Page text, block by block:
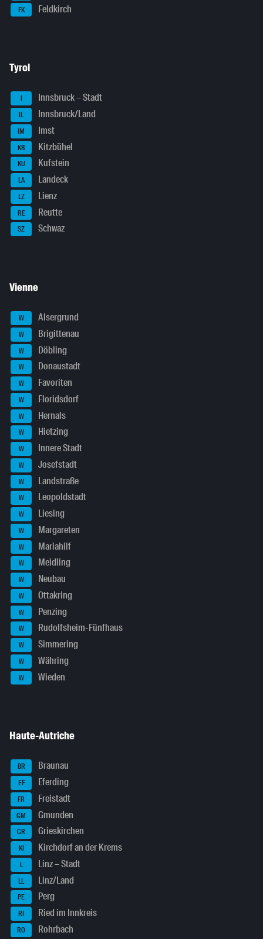
FK Feldkirch
Tyrol
I Innsbruck – Stadt
IL Innsbruck/Land
IM Imst
KB Kitzbühel
KU Kufstein
LA Landeck
LZ Lienz
RE Reutte
SZ Schwaz
Vienne
W Alsergrund
W Brigittenau
W Döbling
W Donaustadt
W Favoriten
W Floridsdorf
W Hernals
W Hietzing
W Innere Stadt
W Josefstadt
W Landstraße
W Leopoldstadt
W Liesing
W Margareten
W Mariahilf
W Meidling
W Neubau
W Ottakring
W Penzing
W Rudolfsheim-Fünfhaus
W Simmering
W Währing
W Wieden
Haute-Autriche
BR Braunau
EF Eferding
FR Freistadt
GM Gmunden
GR Grieskirchen
KI Kirchdorf an der Krems
L Linz – Stadt
LL Linz/Land
PE Perg
RI Ried im Innkreis
RO Rohrbach